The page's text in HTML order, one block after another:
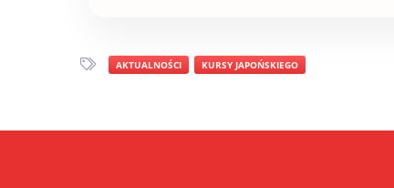
AKTUALNOŚCI KURSY JAPOŃSKIEGO